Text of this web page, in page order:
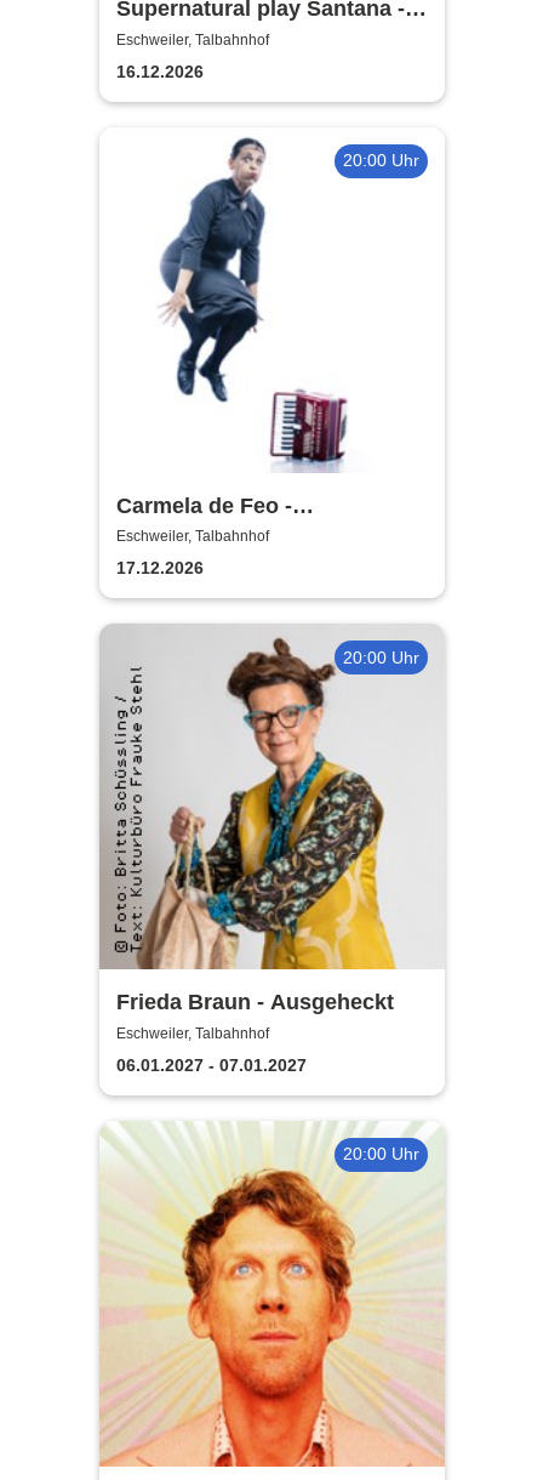
Supernatural play Santana - A
Tribute to Carlos Santana
Eschweiler, Talbahnhof
16.12.2026
20:00 Uhr
Carmela de Feo -
Froschkönigin - 20 Jahre La
Signora
Eschweiler, Talbahnhof
17.12.2026
20:00 Uhr
Frieda Braun - Ausgeheckt
Eschweiler, Talbahnhof
06.01.2027 - 07.01.2027
20:00 Uhr